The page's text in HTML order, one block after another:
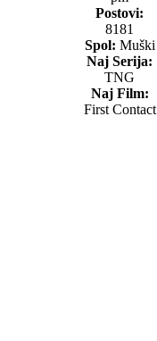
Postovi:
8181
Spol: Muški
Naj Serija:
TNG
Naj Film:
First Contact